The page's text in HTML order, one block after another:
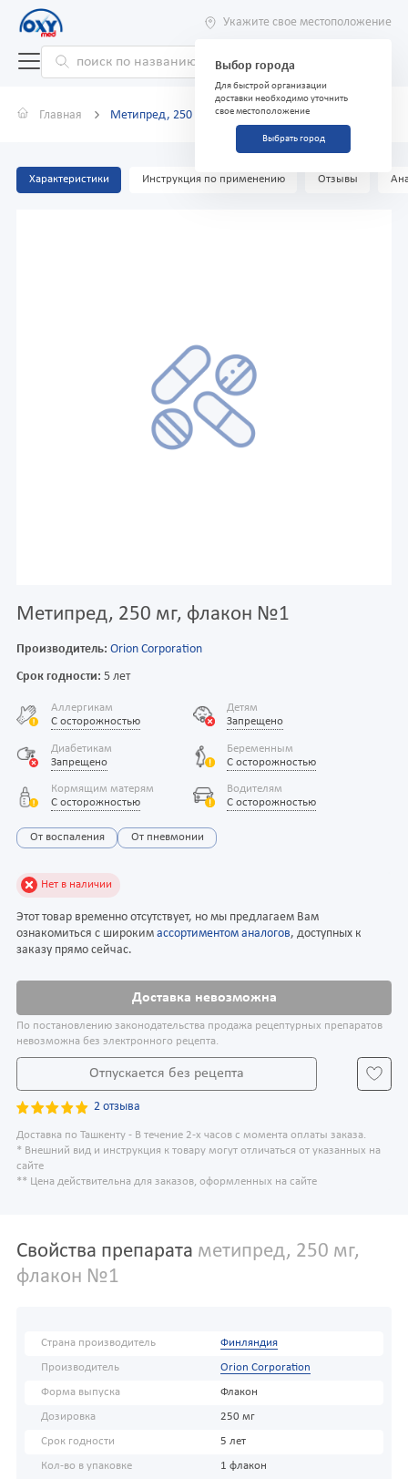
Укажите свое местоположение
Выбор города
Для быстрой организации
доставки необходимо уточнить
свое местоположение
Выбрать город
Главная Метипред, 250 мг, флакон №1
Характеристики Инструкция по применению Отзывы
Метипред, 250 мг, флакон №1
Производитель: Orion Corporation
Срок годности: 5 лет
Аллергикам
С осторожностью
Детям
Запрещено
Диабетикам
Запрещено
Беременным
С осторожностью
Кормящим матерям
С осторожностью
Водителям
С осторожностью
От воспаления От пневмонии
Нет в наличии
Этот товар временно отсутствует, но мы предлагаем Вам
ознакомиться с широким ассортиментом аналогов, доступных к
заказу прямо сейчас.
Доставка невозможна
По постановлению законодательства продажа рецептурных препаратов
невозможна без электронного рецепта.
Отпускается без рецепта
2 отзыва
Доставка по Ташкенту - В течение 2-х часов с момента оплаты заказа.
* Внешний вид и инструкция к товару могут отличаться от указанных на
сайте
** Цена действительна для заказов, оформленных на сайте
Свойства препарата метипред, 250 мг,
флакон №1
Страна производитель Финляндия
Производитель Orion Corporation
Форма выпуска Флакон
Дозировка 250 мг
Срок годности 5 лет
Кол-во в упаковке 1 флакон